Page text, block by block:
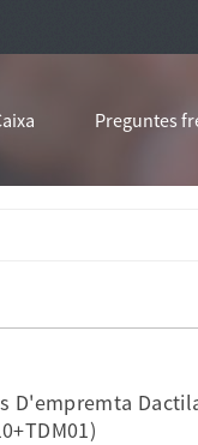
Preguntes
D'empremta